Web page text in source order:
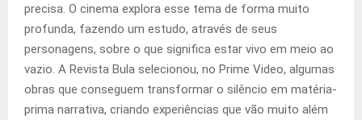
precisa. O cinema explora esse tema de forma muito
profunda, fazendo um estudo, através de seus
personagens, sobre o que significa estar vivo em meio ao
vazio. A Revista Bula selecionou, no Prime Video, algumas
obras que conseguem transformar o silêncio em matéria-
prima narrativa, criando experiências que vão muito além